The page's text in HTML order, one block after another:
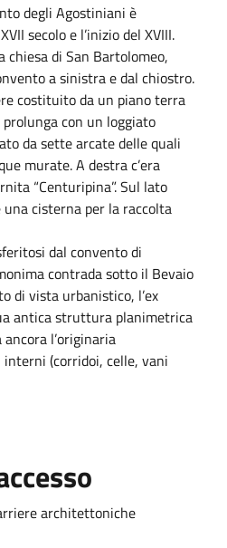
degli Agostiniani è
secolo e l’inizio del XVIII.
di San Bartolomeo,
a sinistra e dal chiostro.
costituito da un piano terra
con un loggiato
da sette arcate delle quali
murate. A destra c’era
“Centuripina”. Sul lato
una cisterna per la raccolta
dal convento di
contrada sotto il Bevaio
di vista urbanistico, l’ex
antica struttura planimetrica
l’originaria
(corridoi, celle, vani
architettoniche